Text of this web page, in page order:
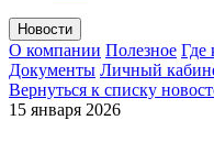
Новости
О компании Полезное Где
Документы Личный
Вернуться к списку
15 января 2026